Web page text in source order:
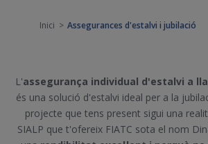
Inici Assegurances d'estalvi i jubilació
L'assegurança individual d'estalvi a
és una solució d'estalvi ideal per a la
projecte que tens present sigui una
SIALP que t'ofereix FIATC sota el nom